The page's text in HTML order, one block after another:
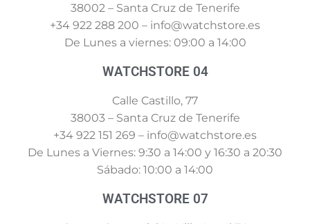
38002 – Santa Cruz de Tenerife
+34 922 288 200 – info@watchstore.es
De Lunes a viernes: 09:00 a 14:00
WATCHSTORE 04
Calle Castillo, 77
38003 – Santa Cruz de Tenerife
+34 922 151 269 – info@watchstore.es
De Lunes a Viernes: 9:30 a 14:00 y 16:30 a 20:30
Sábado: 10:00 a 14:00
WATCHSTORE 07